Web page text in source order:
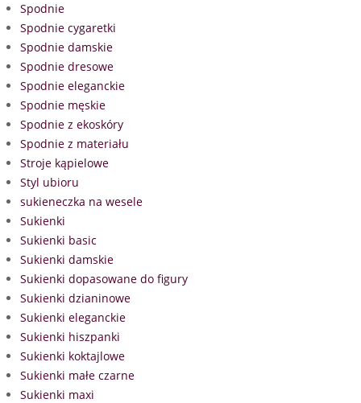
Spodnie
Spodnie cygaretki
Spodnie damskie
Spodnie dresowe
Spodnie eleganckie
Spodnie męskie
Spodnie z ekoskóry
Spodnie z materiału
Stroje kąpielowe
Styl ubioru
sukieneczka na wesele
Sukienki
Sukienki basic
Sukienki damskie
Sukienki dopasowane do figury
Sukienki dzianinowe
Sukienki eleganckie
Sukienki hiszpanki
Sukienki koktajlowe
Sukienki małe czarne
Sukienki maxi